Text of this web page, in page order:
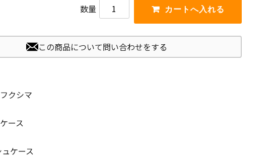
数量
この商品について問い合わせをする
クシマ
ース
ケース